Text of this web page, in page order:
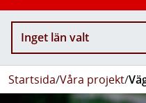
Inget län valt
Startsida/Våra projekt/